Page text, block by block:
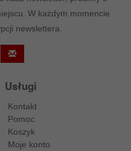
W każdym momencie
newslettera.
Usługi
Kontakt
Pomoc
Koszyk
Moje konto